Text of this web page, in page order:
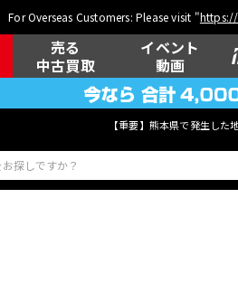
For Overseas Customers: Please visit "
売る
中古買取
イベント
動画
【重要】熊本県で発生し